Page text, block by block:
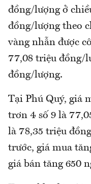
đồng/lượng ở
đồng/lượng theo
vàng nhẫn được
77,08 triệu đồng/
đồng/lượng.
Tại Phú Quý, giá
trơn 4 số 9 là
là 78,35 triệu
trước, giá mua
giá bán tăng 650